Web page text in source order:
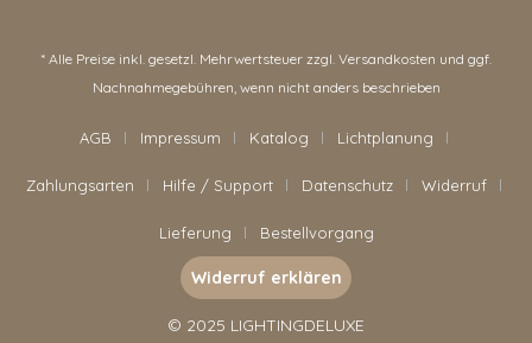
* Alle Preise inkl. gesetzl. Mehrwertsteuer zzgl. Versandkosten und ggf.
Nachnahmegebühren, wenn nicht anders beschrieben
AGB Impressum Katalog Lichtplanung
Zahlungsarten Hilfe / Support Datenschutz Widerruf
Lieferung Bestellvorgang
Widerruf erklären
© 2025 LIGHTINGDELUXE